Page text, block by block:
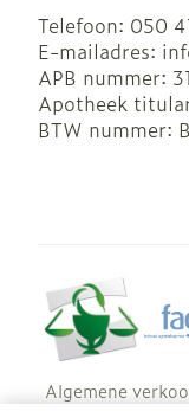
Telefoon: 050
E-mailadres:
APB nummer:
Apotheek
BTW nummer:
Algemene